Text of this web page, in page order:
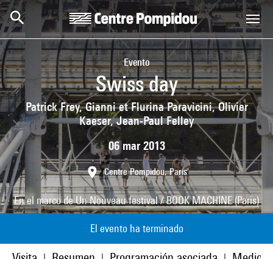
Skip to main content
Centre Pompidou
Evento
Swiss day
Patrick Frey, Gianni et Flurina Paravicini, Olivier
Kaeser, Jean-Paul Felley
06 mar 2013
Centre Pompidou, Paris
En el marco deUn Nouveau festival / BOOK MACHINE (Paris)
El evento ha terminado